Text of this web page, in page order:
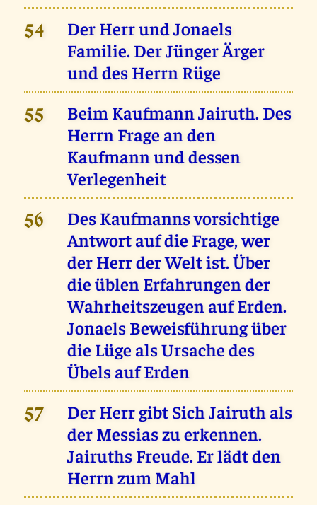
54
Der Herr und Jonaels
Familie. Der Jünger Ärger
und des Herrn Rüge
55
Beim Kaufmann Jairuth. Des
Herrn Frage an den
Kaufmann und dessen
Verlegenheit
56
Des Kaufmanns vorsichtige
Antwort auf die Frage, wer
der Herr der Welt ist. Über
die üblen Erfahrungen der
Wahrheitszeugen auf Erden.
Jonaels Beweisführung über
die Lüge als Ursache des
Übels auf Erden
57
Der Herr gibt Sich Jairuth als
der Messias zu erkennen.
Jairuths Freude. Er lädt den
Herrn zum Mahl